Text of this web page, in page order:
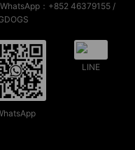
：+852 46379155 /
LINE